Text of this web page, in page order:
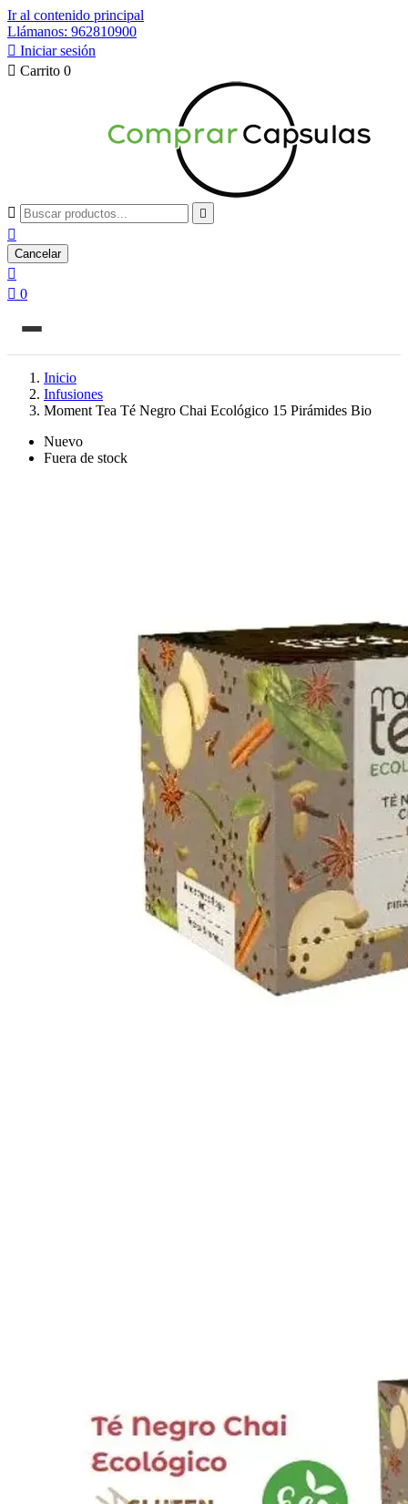
Ir al contenido principal
Llámanos: 962810900
 Iniciar sesión
 Carrito 0
 

Cancelar

 0
Inicio
Infusiones
Moment Tea Té Negro Chai Ecológico 15 Pirámides Bio
Nuevo
Fuera de stock